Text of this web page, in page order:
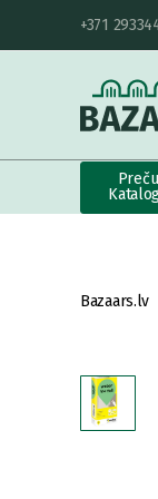
+371
Preču
Bazaars.lv